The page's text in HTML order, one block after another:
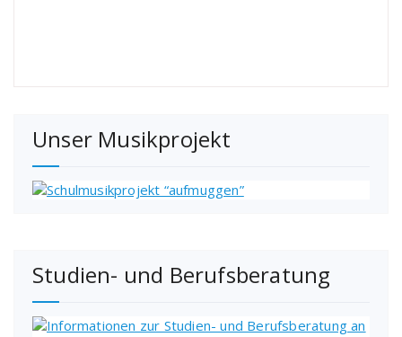
Unser Musikprojekt
Studien- und Berufsberatung